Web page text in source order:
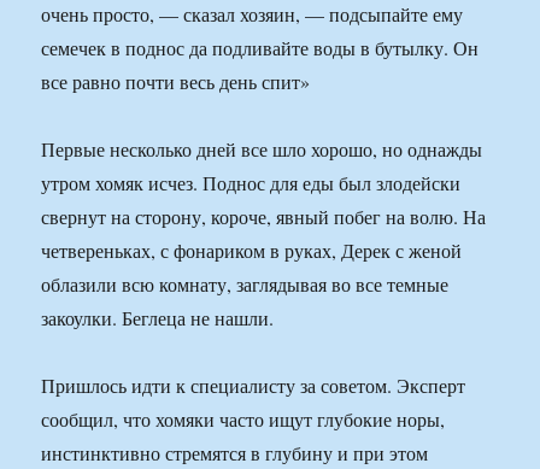
очень просто, — сказал хозяин, — подсыпайте ему
семечек в поднос да подливайте воды в бутылку. Он
все равно почти весь день спит»
Первые несколько дней все шло хорошо, но однажды
утром хомяк исчез. Поднос для еды был злодейски
свернут на сторону, короче, явный побег на волю. На
четвереньках, с фонариком в руках, Дерек с женой
облазили всю комнату, заглядывая во все темные
закоулки. Беглеца не нашли.
Пришлось идти к специалисту за советом. Эксперт
сообщил, что хомяки часто ищут глубокие норы,
инстинктивно стремятся в глубину и при этом